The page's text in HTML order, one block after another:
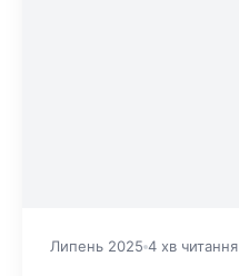
Липень 2025 4 хв читання